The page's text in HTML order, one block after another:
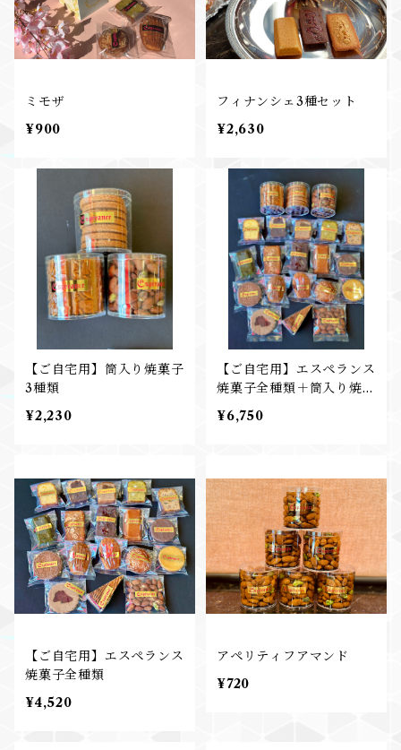
ミモザ
¥900
フィナンシェ3種セット
¥2,630
【ご自宅用】筒入り焼菓子
3種類
¥2,230
【ご自宅用】エスペランス
焼菓子全種類＋筒入り焼菓
子全種類
¥6,750
【ご自宅用】エスペランス
焼菓子全種類
¥4,520
アペリティフアマンド
¥720